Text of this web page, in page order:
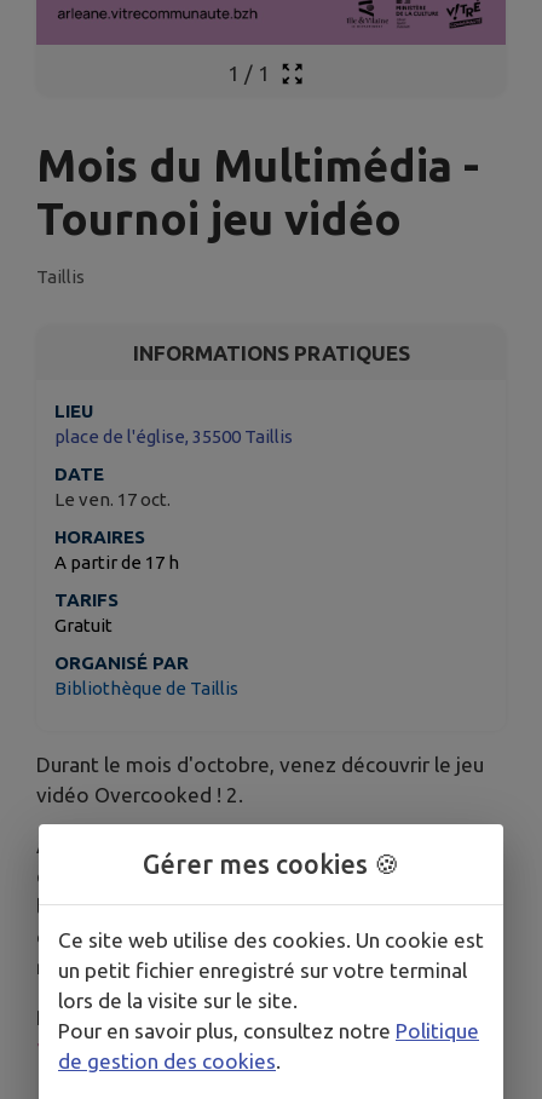
1 / 1
Mois du Multimédia -
Tournoi jeu vidéo
Taillis
INFORMATIONS PRATIQUES
LIEU
place de l'église, 35500 Taillis
DATE
Le ven. 17 oct.
HORAIRES
A partir de 17 h
TARIFS
Gratuit
ORGANISÉ PAR
Bibliothèque de Taillis
Durant le mois d'octobre, venez découvrir le jeu
vidéo Overcooked ! 2.
Afin de repousser l'attaque des zomb'mies,
enfilez votre tablier et préparez des plats pour
les clients. Sushis, gâteaux, hamburgers ou pizzas,
coordonnez-vous pour réaliser le maximum de
recette.
Rendez-vous à la bibliothèque de Taillis
vendredi
17 octobre de 17h à 19h
Gérer mes cookies 🍪
Ce site web utilise des cookies. Un cookie est
un petit fichier enregistré sur votre terminal
lors de la visite sur le site.
Pour en savoir plus, consultez notre Politique
de gestion des cookies.